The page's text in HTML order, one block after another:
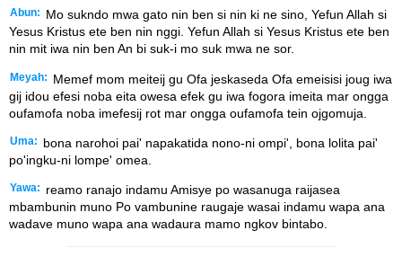
Abun:
Mo sukndo mwa gato nin ben si nin ki ne sino, Yefun Allah si
Yesus Kristus ete ben nin nggi. Yefun Allah si Yesus Kristus ete ben
nin mit iwa nin ben An bi suk-i mo suk mwa ne sor.
Meyah:
Memef mom meiteij gu Ofa jeskaseda Ofa emeisisi joug iwa
gij idou efesi noba eita owesa efek gu iwa fogora imeita mar ongga
oufamofa noba imefesij rot mar ongga oufamofa tein ojgomuja.
Uma:
bona narohoi pai' napakatida nono-ni ompi', bona lolita pai'
po'ingku-ni lompe' omea.
Yawa:
reamo ranajo indamu Amisye po wasanuga raijasea
mbambunin muno Po vambunine raugaje wasai indamu wapa ana
wadave muno wapa ana wadaura mamo ngkov bintabo.